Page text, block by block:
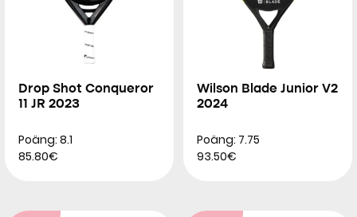
Drop Shot Conqueror
11 JR 2023
Poäng: 8.1
85.80€
Wilson Blade Junior V2
2024
Poäng: 7.75
93.50€